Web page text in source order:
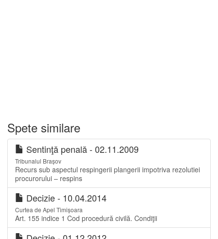
Spete similare
Sentinţă penală - 02.11.2009
Tribunalul Brașov
Recurs sub aspectul respingerii plangerii impotriva rezolutiei
procurorului – respins
Decizie - 10.04.2014
Curtea de Apel Timișoara
Art. 155 indice 1 Cod procedură civilă. Condiţii